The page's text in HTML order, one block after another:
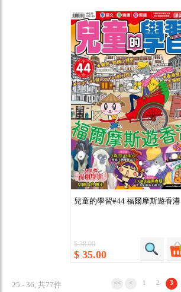
兒童的學習#44 福爾摩斯遊香港
$ 38.00
$ 35.00
25 - 36, 共77件 << < 1 2 3